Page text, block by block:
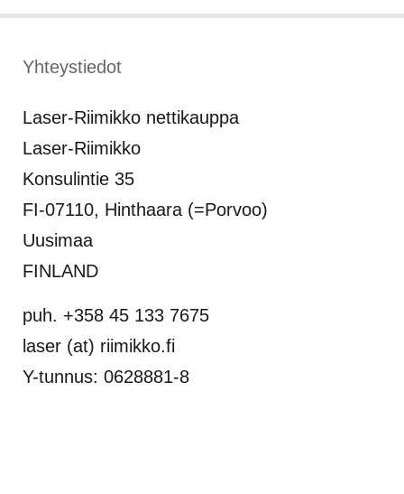
Yhteystiedot
Laser-Riimikko nettikauppa
Laser-Riimikko
Konsulintie 35
FI-07110, Hinthaara (=Porvoo)
Uusimaa
FINLAND
puh. +358 45 133 7675
laser (at) riimikko.fi
Y-tunnus: 0628881-8